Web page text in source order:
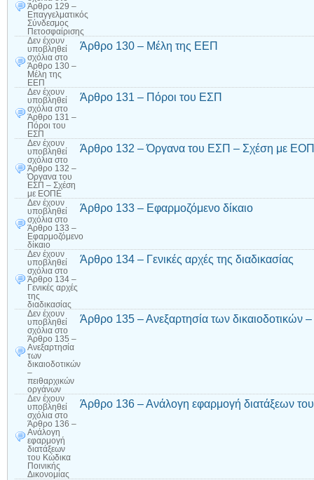
Άρθρο 129 –
Επαγγελματικός
Σύνδεσμος
Πετοσφαίρισης
Δεν έχουν
υποβληθεί
σχόλια στο
Άρθρο 130 –
Μέλη της
ΕΕΠ
Άρθρο 130 – Μέλη της ΕΕΠ
Δεν έχουν
υποβληθεί
σχόλια στο
Άρθρο 131 –
Πόροι του
ΕΣΠ
Άρθρο 131 – Πόροι του ΕΣΠ
Δεν έχουν
υποβληθεί
σχόλια στο
Άρθρο 132 –
Όργανα του
ΕΣΠ – Σχέση
με ΕΟΠΕ
Άρθρο 132 – Όργανα του ΕΣΠ – Σχέση με
Δεν έχουν
υποβληθεί
σχόλια στο
Άρθρο 133 –
Εφαρμοζόμενο
δίκαιο
Άρθρο 133 – Εφαρμοζόμενο δίκαιο
Δεν έχουν
υποβληθεί
σχόλια στο
Άρθρο 134 –
Γενικές αρχές
της
διαδικασίας
Άρθρο 134 – Γενικές αρχές της διαδικασίας
Δεν έχουν
υποβληθεί
σχόλια στο
Άρθρο 135 –
Ανεξαρτησία
των
δικαιοδοτικών
–
πειθαρχικών
οργάνων
Άρθρο 135 – Ανεξαρτησία των δικαιοδοτικών
Δεν έχουν
υποβληθεί
σχόλια στο
Άρθρο 136 –
Ανάλογη
εφαρμογή
διατάξεων
του Κώδικα
Ποινικής
Δικονομίας
Άρθρο 136 – Ανάλογη εφαρμογή διατάξεων